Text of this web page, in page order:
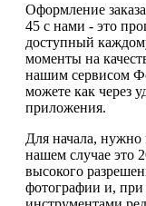
Оформление
45 с нами - это
доступный
моменты на
нашим сервисом
можете как через
приложения.
Для начала, нужно
нашем случае это
высокого
фотографии и, при